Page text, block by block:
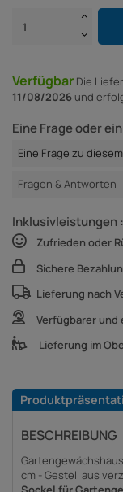
Verfügbar Die
11/08/2026 und
Eine Frage oder
Eine Frage zu
Fragen & Antworten
Inklusivleistungen :
Zufrieden oder
Sichere
Lieferung nach
Verfügbarer
Lieferung im
BESCHREIBUNG
cm - Gestell aus